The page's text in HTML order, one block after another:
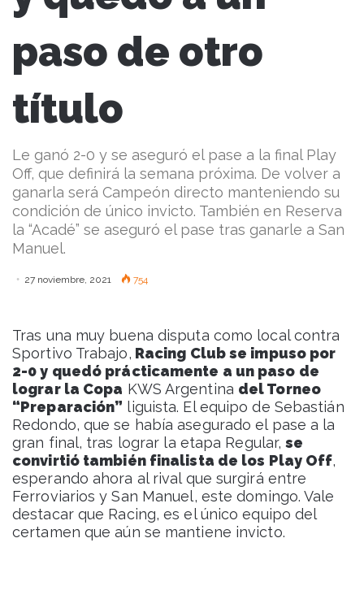
paso de otro
título
Le ganó 2-0 y se aseguró el pase a la final Play
Off, que definirá la semana próxima. De volver a
ganarla será Campeón directo manteniendo su
condición de único invicto. También en Reserva
la “Acadé” se aseguró el pase tras ganarle a San
Manuel.
27 noviembre, 2021 754
Tras una muy buena disputa como local contra
Sportivo Trabajo, Racing Club se impuso por
2-0 y quedó prácticamente a un paso de
lograr la Copa KWS Argentina del Torneo
“Preparación” liguista. El equipo de Sebastián
Redondo, que se había asegurado el pase a la
gran final, tras lograr la etapa Regular,se
convirtió también finalista de los Play Off,
esperando ahora al rival que surgirá entre
Ferroviarios y San Manuel, este domingo. Vale
destacar que Racing, es el único equipo del
certamen que aún se mantiene invicto.